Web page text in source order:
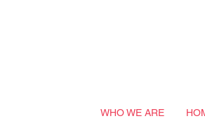
WHO WE ARE